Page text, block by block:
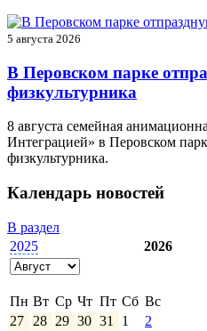
5 августа 2026
В Перовском парке
физкультурника
8 августа семейная
Интеграцией» в Перовском
физкультурника.
Календарь новостей
В раздел
2025
2026
Пн Вт Ср Чт Пт Сб Вс
27
28 29 30 31 1
2